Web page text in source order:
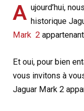
A ujourd’hui,
historique
Mark 2
Et oui, pour bien
vous invitons à
Jaguar Mark 2